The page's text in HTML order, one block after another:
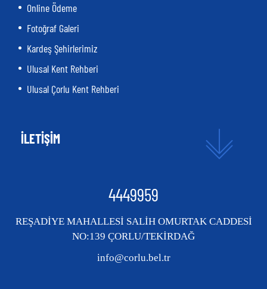
Online Ödeme
Fotoğraf Galeri
Kardeş Şehirlerimiz
Ulusal Kent Rehberi
Ulusal Çorlu Kent Rehberi
İLETİŞİM
4449959
REŞADİYE MAHALLESİ SALİH OMURTAK CADDESİ
NO:139 ÇORLU/TEKİRDAĞ
info@corlu.bel.tr